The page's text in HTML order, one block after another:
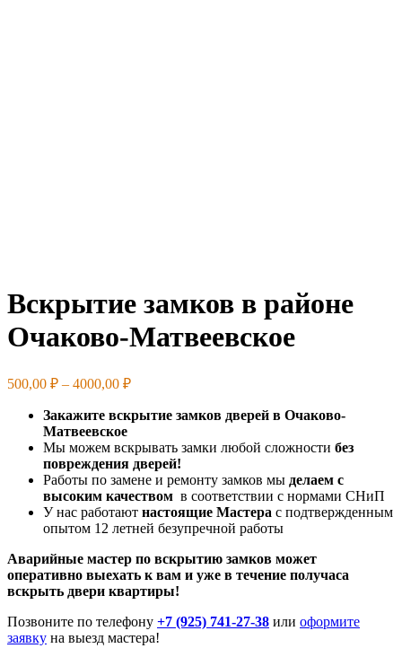
Вскрытие замков в районе
Очаково-Матвеевское
500,00 ₽ – 4000,00 ₽Диапазон
500,00 ₽
4000,00 ₽
Закажите вскрытие замков дверей в Очаково-
Матвеевское
Мы можем вскрывать замки любой сложности без
повреждения дверей!
Работы по замене и ремонту замков мы делаем с
высоким качеством в соответствии с нормами СНиП
У нас работают настоящие Мастера с подтвержденным
опытом 12 летней безупречной работы
Аварийные мастер по вскрытию замков может
оперативно выехать к вам и уже в течение получаса
вскрыть двери квартиры!
Позвоните по телефону +7 (925) 741-27-38 или оформите
заявку на выезд мастера!